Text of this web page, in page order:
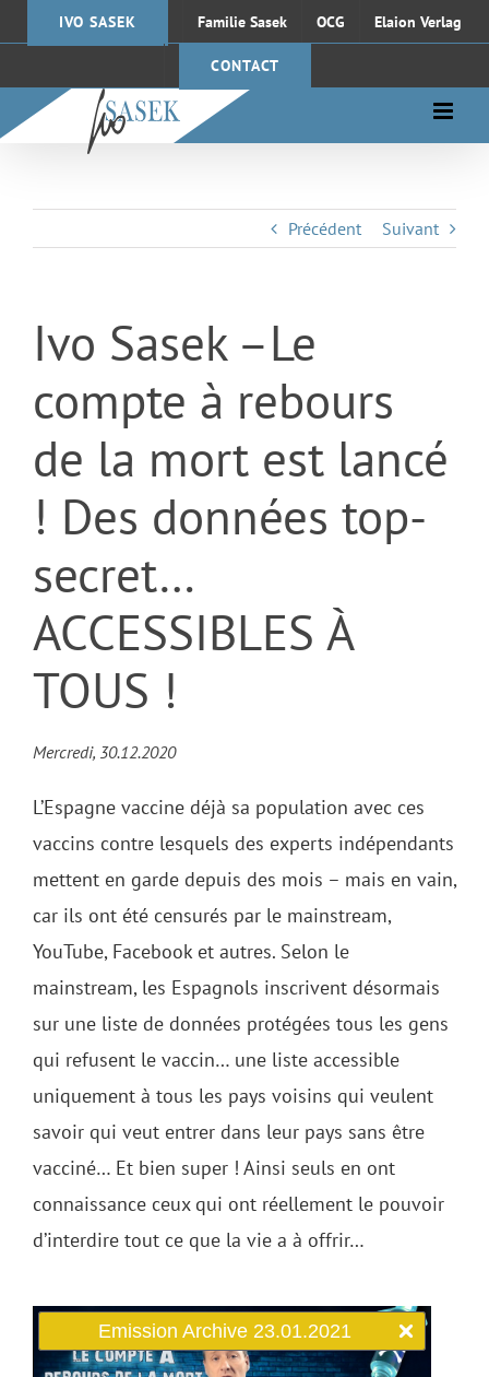
IVO SASEK Familie Sasek OCG Elaion Verlag
CONTACT
Précédent Suivant
Ivo Sasek –Le
compte à rebours
de la mort est lancé
! Des données top-
secret…
ACCESSIBLES À
TOUS !
Mercredi, 30.12.2020
L’Espagne vaccine déjà sa population avec ces
vaccins contre lesquels des experts indépendants
mettent en garde depuis des mois – mais en vain,
car ils ont été censurés par le mainstream,
YouTube, Facebook et autres. Selon le
mainstream, les Espagnols inscrivent désormais
sur une liste de données protégées tous les gens
qui refusent le vaccin… une liste accessible
uniquement à tous les pays voisins qui veulent
savoir qui veut entrer dans leur pays sans être
vacciné… Et bien super ! Ainsi seuls en ont
connaissance ceux qui ont réellement le pouvoir
d’interdire tout ce que la vie a à offrir…